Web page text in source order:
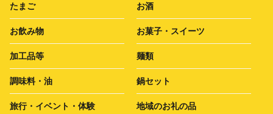
たまご お酒
お飲み物 お菓子・スイーツ
加工品等 麺類
調味料・油 鍋セット
旅行・イベント・体験 地域のお礼の品